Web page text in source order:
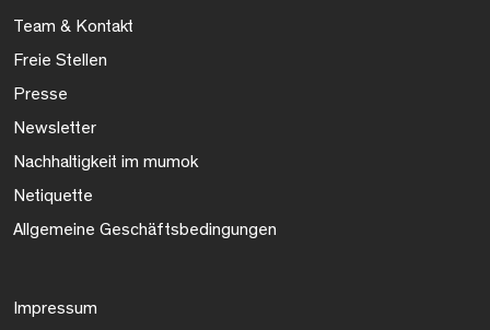
Team & Kontakt
Freie Stellen
Presse
Newsletter
Nachhaltigkeit im mumok
Netiquette
Allgemeine Geschäftsbedingungen
Impressum